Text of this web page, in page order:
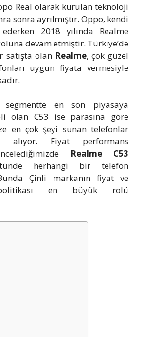
Real olarak kurulan teknoloji
sonra ayrılmıştır. Oppo, kendi
2018 yılında Realme
devam etmiştir. Türkiye’de
satışta olan Realme, çok güzel
uygun fiyata vermesiyle
segmentte en son piyasaya
olan C53 ise parasına göre
en çok şeyi sunan telefonlar
alıyor. Fiyat performans
Realme C53
herhangi bir telefon
Çinli markanın fiyat ve
en büyük rolü